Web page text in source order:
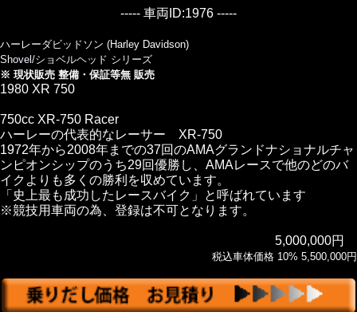
----- 車両ID:1976 -----
ハーレーダビッドソン (Harley Davidson)
Shovel/ショベルヘッド シリーズ
※ 現状販売 整備・保証等無 販売
1980 XR 750
750cc XR-750 Racer
ハーレーの代表的なレーサー XR-750
1972年から2008年までの37回のAMAグランドナショナルチャ
ンピオンシップのうち29回優勝し、AMAレースで他のどのバ
イクよりも多くの勝利を収めています。
「史上最も成功したレースバイク」と呼ばれています
※競技用車両の為、登録は不可となります。
5,000,000円
税込車体価格 10% 5,500,000円